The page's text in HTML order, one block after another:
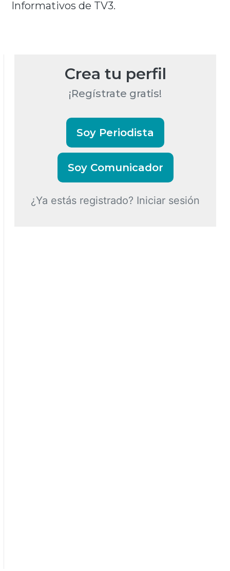
Informativos de TV3.
Crea tu perfil
¡Regístrate gratis!
Soy Periodista
Soy Comunicador
¿Ya estás registrado? Iniciar sesión